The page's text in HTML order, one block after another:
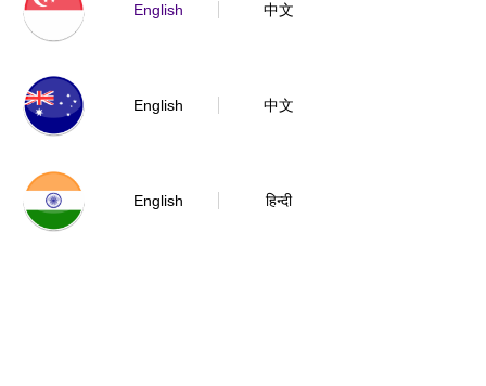
English 中文
English 中文
English हिन्दी